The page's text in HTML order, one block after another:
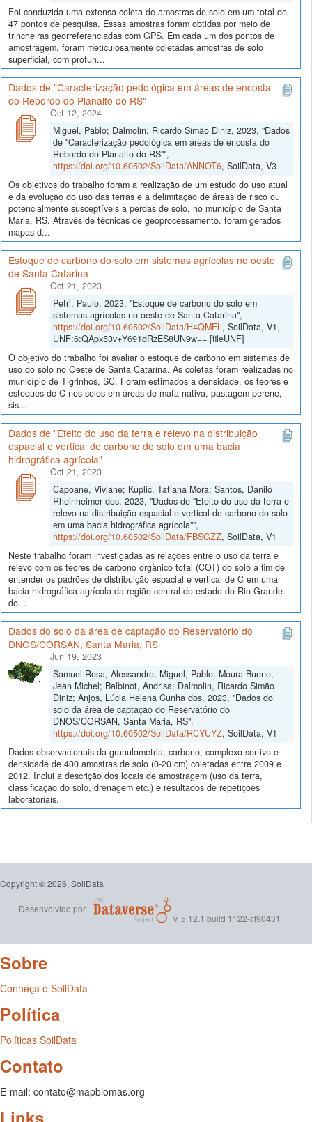
Foi conduzida uma extensa coleta de amostras de solo em um total de
47 pontos de pesquisa. Essas amostras foram obtidas por meio de
trincheiras georreferenciadas com GPS. Em cada um dos pontos de
amostragem, foram meticulosamente coletadas amostras de solo
superficial, com profun...
Dados de "Caracterização pedológica em áreas de encosta
do Rebordo do Planalto do RS"
Oct 12, 2024
Miguel, Pablo; Dalmolin, Ricardo Simão Diniz, 2023, "Dados
de "Caracterização pedológica em áreas de encosta do
Rebordo do Planalto do RS"",
https://doi.org/10.60502/SoilData/ANNOT6, SoilData, V3
Os objetivos do trabalho foram a realização de um estudo do uso atual
e da evolução do uso das terras e a delimitação de áreas de risco ou
potencialmente susceptíveis a perdas de solo, no município de Santa
Maria, RS. Através de técnicas de geoprocessamento. foram gerados
mapas d...
Estoque de carbono do solo em sistemas agrícolas no oeste
de Santa Catarina
Oct 21, 2023
Petri, Paulo, 2023, "Estoque de carbono do solo em
sistemas agrícolas no oeste de Santa Catarina",
https://doi.org/10.60502/SoilData/H4QMEL, SoilData, V1,
UNF:6:QApx53v+Y691dRzES8UN9w== [fileUNF]
O objetivo do trabalho foi avaliar o estoque de carbono em sistemas de
uso do solo no Oeste de Santa Catarina. As coletas foram realizadas no
município de Tigrinhos, SC. Foram estimados a densidade, os teores e
estoques de C nos solos em áreas de mata nativa, pastagem perene,
sis...
Dados de "Efeito do uso da terra e relevo na distribuição
espacial e vertical de carbono do solo em uma bacia
hidrográfica agrícola"
Oct 21, 2023
Capoane, Viviane; Kuplic, Tatiana Mora; Santos, Danilo
Rheinheimer dos, 2023, "Dados de "Efeito do uso da terra e
relevo na distribuição espacial e vertical de carbono do solo
em uma bacia hidrográfica agrícola"",
https://doi.org/10.60502/SoilData/FBSGZZ, SoilData, V1
Neste trabalho foram investigadas as relações entre o uso da terra e
relevo com os teores de carbono orgânico total (COT) do solo a fim de
entender os padrões de distribuição espacial e vertical de C em uma
bacia hidrográfica agrícola da região central do estado do Rio Grande
do...
Dados do solo da área de captação do Reservatório do
DNOS/CORSAN, Santa Maria, RS
Jun 19, 2023
Samuel-Rosa, Alessandro; Miguel, Pablo; Moura-Bueno,
Jean Michel; Balbinot, Andrisa; Dalmolin, Ricardo Simão
Diniz; Anjos, Lúcia Helena Cunha dos, 2023, "Dados do
solo da área de captação do Reservatório do
DNOS/CORSAN, Santa Maria, RS",
https://doi.org/10.60502/SoilData/RCYUYZ, SoilData, V1
Dados observacionais da granulometria, carbono, complexo sortivo e
densidade de 400 amostras de solo (0-20 cm) coletadas entre 2009 e
2012. Inclui a descrição dos locais de amostragem (uso da terra,
classificação do solo, drenagem etc.) e resultados de repetições
laboratoriais.
Copyright © 2026, SoilData
Desenvolvido por
v. 5.12.1 build 1122-cf90431
Sobre
Conheça o SoilData
Política
Políticas SoilData
Contato
E-mail: contato@mapbiomas.org
Links